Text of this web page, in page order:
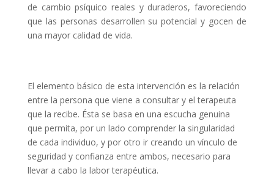
de cambio psíquico reales y duraderos, favoreciendo
que las personas desarrollen su potencial y gocen de
una mayor calidad de vida.
El elemento básico de esta intervención es la relación
entre la persona que viene a consultar y el terapeuta
que la recibe. Ésta se basa en una escucha genuina
que permita, por un lado comprender la singularidad
de cada individuo, y por otro ir creando un vínculo de
seguridad y confianza entre ambos, necesario para
llevar a cabo la labor terapéutica.